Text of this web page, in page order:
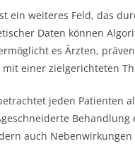
ein weiteres Feld, das
Daten können
es Ärzten,
einer zielgerichteten
jeden Patienten
auch